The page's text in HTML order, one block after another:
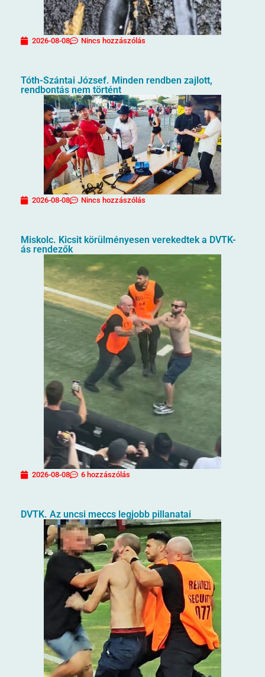
2026-08-08 Nincs hozzászólás
Tóth-Szántai József. Minden rendben zajlott,
rendbontás nem történt
2026-08-08 Nincs hozzászólás
Miskolc. Kicsit körülményesen verekedtek a DVTK-
ás rendezők
2026-08-08 6 hozzászólás
DVTK. Az uncsi meccs legjobb pillanatai